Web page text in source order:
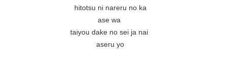
hitotsu ni nareru no ka
ase wa
taiyou dake no sei ja nai
aseru yo